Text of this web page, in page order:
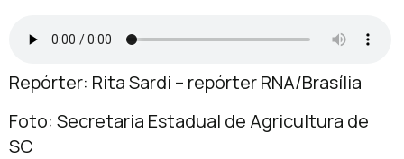
Repórter: Rita Sardi – repórter RNA/Brasília
Foto: Secretaria Estadual de Agricultura de
SC